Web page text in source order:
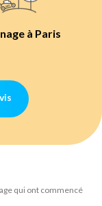
à Paris
qui ont commencé